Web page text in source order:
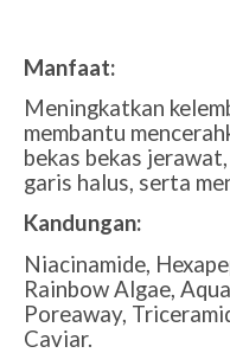
Manfaat:
Meningkatkan
membantu
bekas bekas
garis halus, serta
Kandungan:
Niacinamide,
Rainbow Algae,
Poreaway,
Caviar.